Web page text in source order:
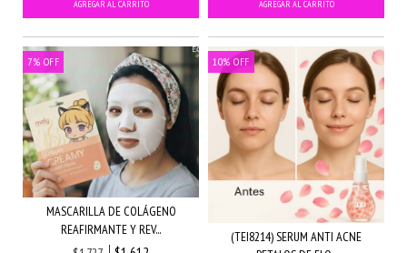
7% OFF
MASCARILLA DE COLÁGENO
REAFIRMANTE Y REV...
10% OFF
(TEI8214) SERUM ANTI ACNE